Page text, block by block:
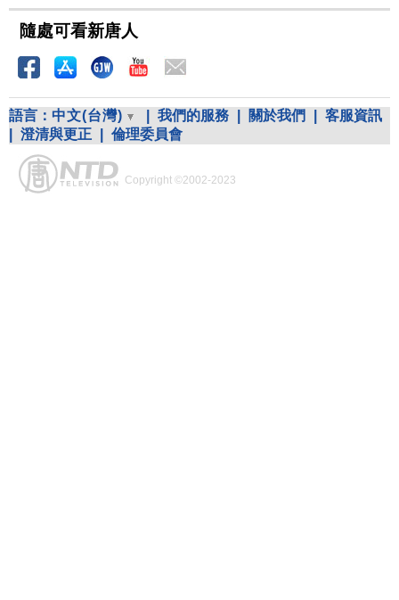
隨處可看新唐人
語言： 中文(台灣) 我們的服務 關於我們
客服資訊
澄清與更正 倫理委員會
Copyright ©2002-2023